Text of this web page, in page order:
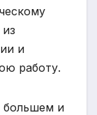
и
работу.
большем и